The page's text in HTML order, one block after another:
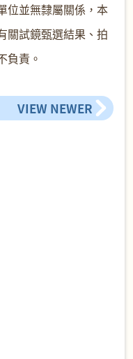
位並無隸屬關係，本
關試鏡甄選結果、拍
負責。
VIEW NEWER